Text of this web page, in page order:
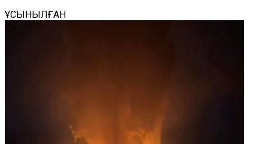
ҰСЫНЫЛҒАН